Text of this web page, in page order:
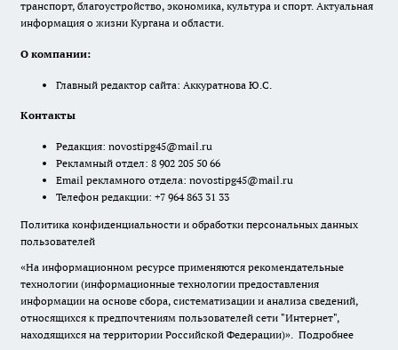
транспорт, благоустройство, экономика, культура и спорт. Актуальная
информация о жизни Кургана и области.
О компании:
Главный редактор сайта: Аккуратнова Ю.С.
Контакты
Редакция: novostipg45@mail.ru
Рекламный отдел: 8 902 205 50 66
Email рекламного отдела: novostipg45@mail.ru
Телефон редакции: +7 964 863 31 33
Политика конфиденциальности и обработки персональных данных
пользователей
«На информационном ресурсе применяются рекомендательные
технологии (информационные технологии предоставления
информации на основе сбора, систематизации и анализа сведений,
относящихся к предпочтениям пользователей сети "Интернет",
находящихся на территории Российской Федерации)». Подробнее